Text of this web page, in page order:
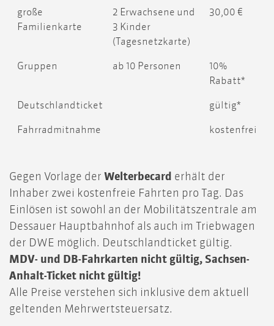
große
Familienkarte
2 Erwachsene und
3 Kinder
(Tagesnetzkarte)
30,00 €
Gruppen ab 10 Personen
10%
Rabatt*
Deutschlandticket
gültig*
Fahrradmitnahme
kostenfrei
Gegen Vorlage der Welterbecard erhält der
Inhaber zwei kostenfreie Fahrten pro Tag. Das
Einlösen ist sowohl an der Mobilitätszentrale am
Dessauer Hauptbahnhof als auch im Triebwagen
der DWE möglich. Deutschlandticket gültig.
MDV- und DB-Fahrkarten nicht gültig, Sachsen-
Anhalt-Ticket nicht gültig!
Alle Preise verstehen sich inklusive dem aktuell
geltenden Mehrwertsteuersatz.